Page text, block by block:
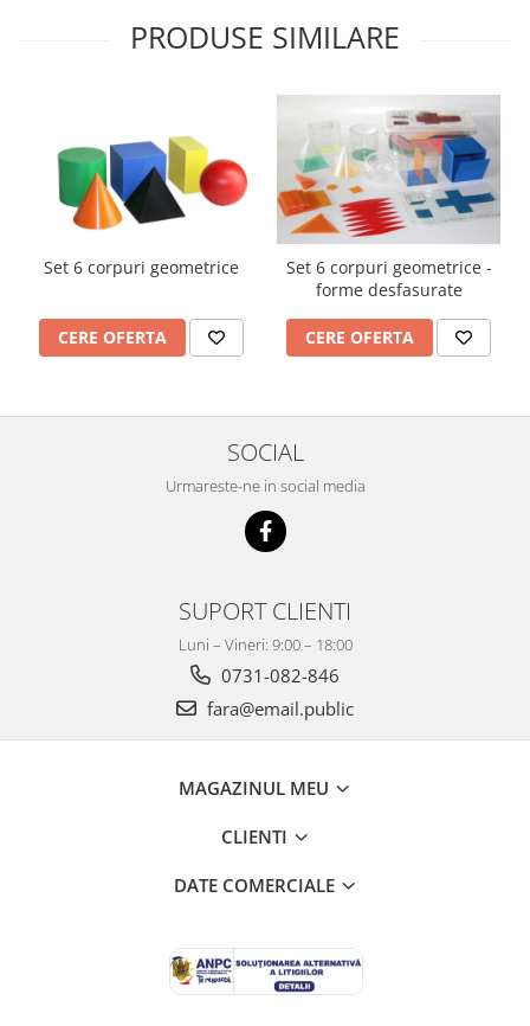
Imprimante si Scanere 3D
Camere Videoconferinta
Boxe si Soundbar
Tehnologie Educationala
Kit Robotic Educational
Mobilier Invatamant
Mobilier Depozitare
Set Banca si Scaune Elevi
Dulapuri,Biblioteci si Cuiere
Mobilier Laboratoare
Catedre si mese
Catedre,Mese,Birouri
Materiale Didactice si Jocuri
PRODUSE SIMILARE
Set 6 corpuri geometrice
CERE OFERTA
Set 6 corpuri geometrice -
forme desfasurate
CERE OFERTA
SOCIAL
Urmareste-ne in social media
SUPORT CLIENTI
Luni – Vineri: 9:00 – 18:00
0731-082-846
fara@email.public
MAGAZINUL MEU
CLIENTI
DATE COMERCIALE